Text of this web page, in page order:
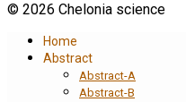
© 2026 Chelonia science
Home
Abstract
Abstract-A
Abstract-B